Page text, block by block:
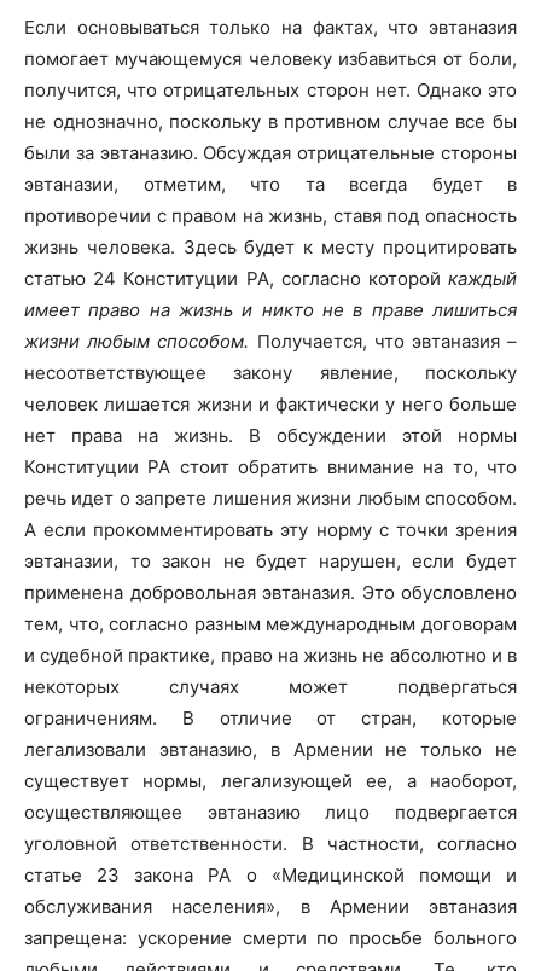
Если основываться только на фактах, что эвтаназия
помогает мучающемуся человеку избавиться от боли,
получится, что отрицательных сторон нет. Однако это
не однозначно, поскольку в противном случае все бы
были за эвтаназию. Обсуждая отрицательные стороны
эвтаназии, отметим, что та всегда будет в
противоречии с правом на жизнь, ставя под опасность
жизнь человека. Здесь будет к месту процитировать
статью 24 Конституции РА, согласно которой каждый
имеет право на жизнь и никто не в праве лишиться
жизни любым способом. Получается, что эвтаназия –
несоответствующее закону явление, поскольку
человек лишается жизни и фактически у него больше
нет права на жизнь. В обсуждении этой нормы
Конституции РА стоит обратить внимание на то, что
речь идет о запрете лишения жизни любым способом.
А если прокомментировать эту норму с точки зрения
эвтаназии, то закон не будет нарушен, если будет
применена добровольная эвтаназия. Это обусловлено
тем, что, согласно разным международным договорам
и судебной практике, право на жизнь не абсолютно и в
некоторых случаях может подвергаться
ограничениям. В отличие от стран, которые
легализовали эвтаназию, в Армении не только не
существует нормы, легализующей ее, а наоборот,
осуществляющее эвтаназию лицо подвергается
уголовной ответственности. В частности, согласно
статье 23 закона РА о «Медицинской помощи и
обслуживания населения», в Армении эвтаназия
запрещена: ускорение смерти по просьбе больного